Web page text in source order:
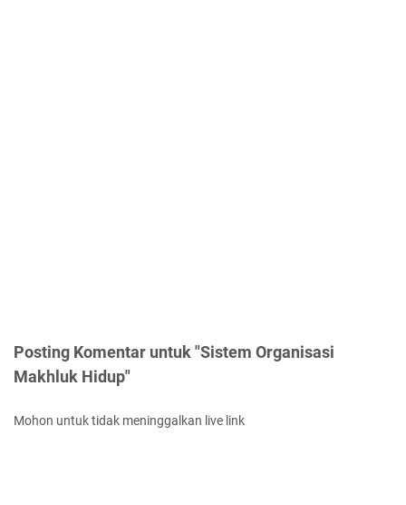
Posting Komentar untuk "Sistem Organisasi
Makhluk Hidup"
Mohon untuk tidak meninggalkan live link